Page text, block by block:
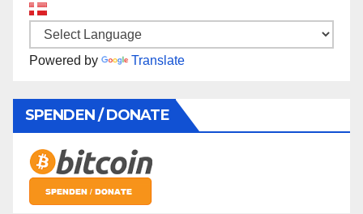
Powered by Translate
SPENDEN / DONATE